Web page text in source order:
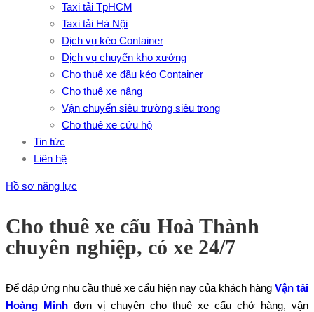
Taxi tải TpHCM
Taxi tải Hà Nội
Dịch vụ kéo Container
Dịch vụ chuyển kho xưởng
Cho thuê xe đầu kéo Container
Cho thuê xe nâng
Vận chuyển siêu trường siêu trọng
Cho thuê xe cứu hộ
Tin tức
Liên hệ
Hồ sơ năng lực
Cho thuê xe cẩu Hoà Thành
chuyên nghiệp, có xe 24/7
Để đáp ứng nhu cầu thuê xe cẩu hiện nay của khách hàng Vận tải
Hoàng Minh đơn vị chuyên cho thuê xe cẩu chở hàng, vận